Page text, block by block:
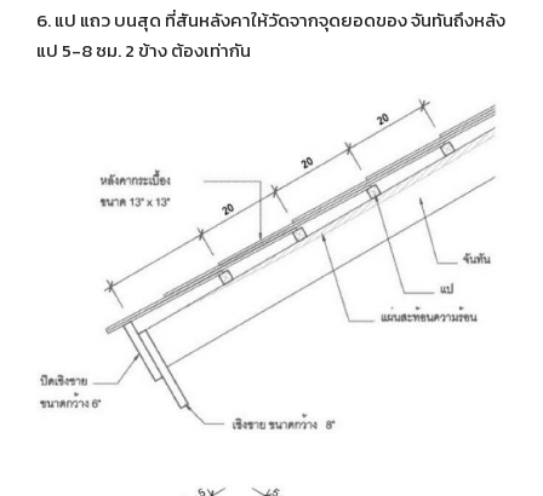
6. แป แถว บนสุด ที่สันหลังคาให้วัดจากจุดยอดของ จันทันถึงหลัง
แป 5-8 ซม. 2 ข้าง ต้องเท่ากัน